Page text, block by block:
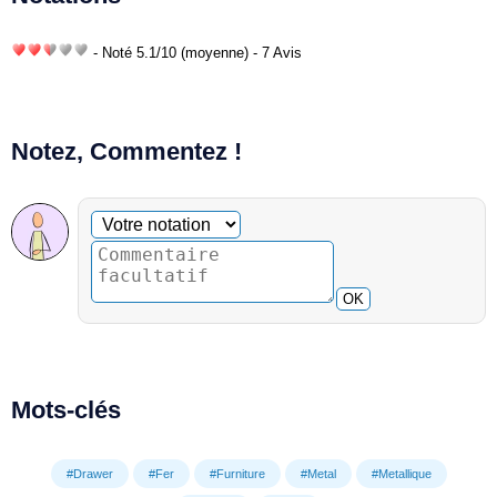
- Noté 5.1 /10 (moyenne) - 7 Avis
Notez, Commentez !
Commentaire facultatif
Votre notation
OK
Mots-clés
#Drawer #Fer #Furniture #Metal #Metallique